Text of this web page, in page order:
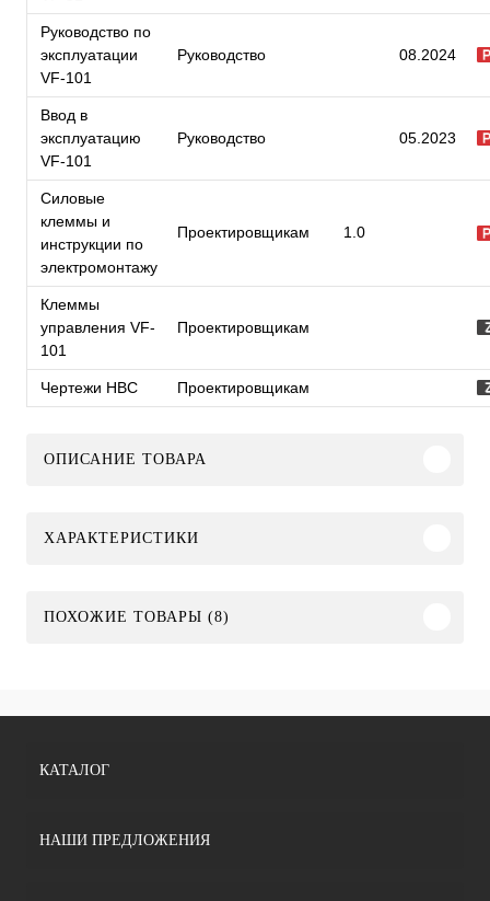
Руководство по
эксплуатации
VF-101
Руководство 08.2024
Ввод в
эксплуатацию
VF-101
Руководство 05.2023
Силовые
клеммы и
инструкции по
электромонтажу
Проектировщикам 1.0
Клеммы
управления VF-
101
Проектировщикам
Чертежи HBC Проектировщикам
ОПИСАНИЕ ТОВАРА
ХАРАКТЕРИСТИКИ
ПОХОЖИЕ ТОВАРЫ (8)
КАТАЛОГ
НАШИ ПРЕДЛОЖЕНИЯ